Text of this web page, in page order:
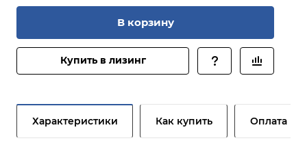
В корзину
Купить в лизинг
Характеристики Как купить Оплата